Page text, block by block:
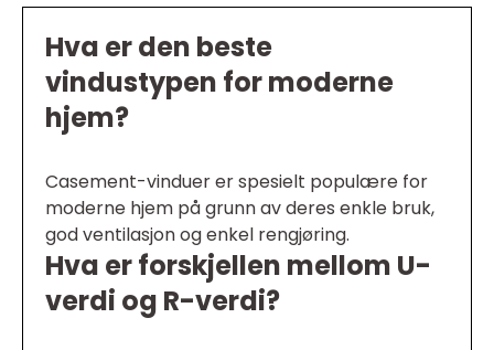
Hva er den beste
vindustypen for moderne
hjem?
Casement-vinduer er spesielt populære for
moderne hjem på grunn av deres enkle bruk,
god ventilasjon og enkel rengjøring.
Hva er forskjellen mellom U-
verdi og R-verdi?